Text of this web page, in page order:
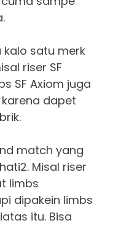
kalo satu merk
riser SF
SF Axiom juga
dapet
match yang
Misal riser
limbs
dipakein limbs
itu. Bisa